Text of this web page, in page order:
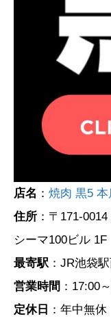
店名 ： 焼肉 黒5 本
住所 ：〒171-
シーマ100ビル 1F
最寄駅 ：JR池袋
営業時間 ：17:00
定休日 ：年中無休